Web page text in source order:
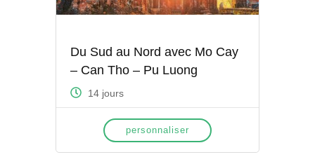
Du Sud au Nord avec Mo Cay
– Can Tho – Pu Luong
14 jours
personnaliser